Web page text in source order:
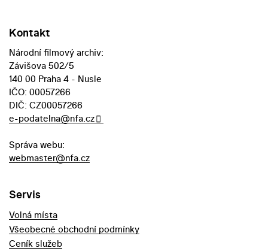
Kontakt
Národní filmový archiv:
Závišova 502/5
140 00 Praha 4 - Nusle
IČO: 00057266
DIČ: CZ00057266
e-podatelna@nfa.cz
Správa webu:
webmaster@nfa.cz
Servis
Volná místa
Všeobecné obchodní podmínky
Ceník služeb